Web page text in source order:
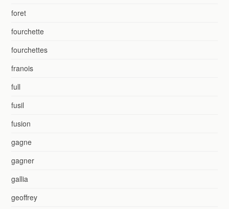
foret
fourchette
fourchettes
franois
full
fusil
fusion
gagne
gagner
gallia
geoffrey